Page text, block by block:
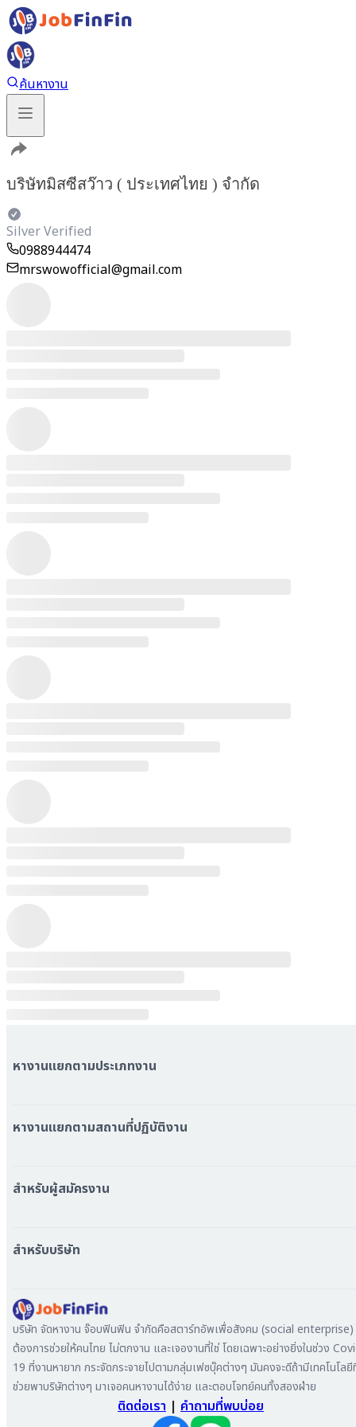
ค้นหางาน
บริษัทมิสซีสว๊าว ( ประเทศไทย ) จำกัด
Silver Verified
0988944474
mrswowofficial@gmail.com
หางานแยกตามประเภทงาน
หมวดหมู่บริษัททั้งหมด
หางานแยกตามสถานที่ปฏิบัติงาน
หางาน กรุงเทพมหานคร
หางาน เชียงใหม่
หางาน สมุทรสาคร
หางาน ระยอง
หางาน สมุทรสาหางาน ภูเก็ต
หางาน พระนครศรีอยุธยา
สำหรับผู้สมัครงาน
เข้าสู่ระบบ
สำหรับบริษัท
ลงประกาศรับสมัครงาน
ค้นหาผู้สมัครงาน
ลงโฆษณา
บริษัท จัดหางาน จ๊อบฟินฟิน จำกัดคือสตาร์ทอัพเพื่อสังคม (social
ต้องการช่วยให้คนไทย ไม่ตกงาน และเจองานที่ใช่ โดยเฉพาะอย่างยิ่งในช่วง
19 ที่งานหายาก กระจัดกระจายไปตามกลุ่มเฟซบุ๊คต่างๆ มันคงจะดีถ้ามีเทคโนโล
ช่วยพาบริษัทต่างๆ มาเจอคนหางานได้ง่าย และตอบโจทย์คนทั้งสองฝ่าย
ติดต่อเรา | คำถามที่พบบ่อย